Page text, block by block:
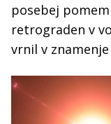
posebej
retrograden v
vrnil v